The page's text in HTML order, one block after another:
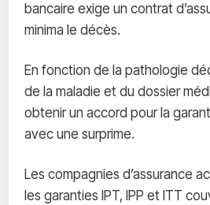
bancaire exige un contrat
minima le décès.
En fonction de la pathologie
de la maladie et du dossier
obtenir un accord pour la
avec une surprime.
Les compagnies d’assurance
les garanties IPT, IPP et ITT